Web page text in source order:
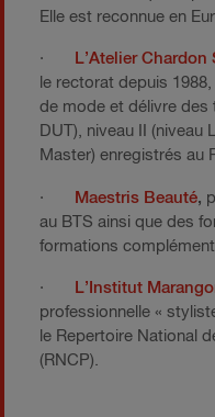
Elle est reconnue en
· L’Atelier Chardon
le rectorat depuis
de mode et délivre des
DUT), niveau II (niveau
Master) enregistrés au
· Maestris Beauté,
au BTS ainsi que des
formations
· L’Institut
professionnelle «
le Repertoire National
(RNCP).